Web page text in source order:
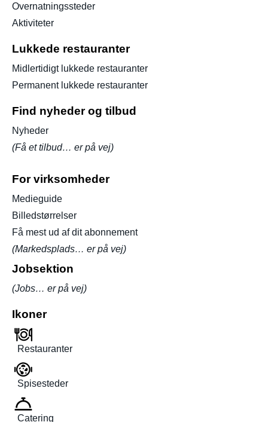
Overnatningssteder
Aktiviteter
Lukkede restauranter
Midlertidigt lukkede restauranter
Permanent lukkede restauranter
Find nyheder og tilbud
Nyheder
(Få et tilbud… er på vej)
For virksomheder
Medieguide
Billedstørrelser
Få mest ud af dit abonnement
(Markedsplads… er på vej)
Jobsektion
(Jobs… er på vej)
Ikoner
Restauranter
Spisesteder
Catering